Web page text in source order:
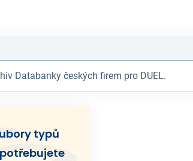
Databanky českých firem pro DUEL.
typů
potřebujete